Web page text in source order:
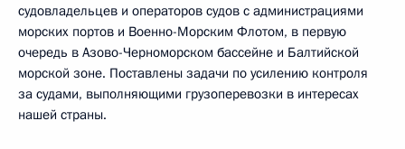
судовладельцев и операторов судов с администрациями
морских портов и Военно-Морским Флотом, в первую
очередь в Азово-Черноморском бассейне и Балтийской
морской зоне. Поставлены задачи по усилению контроля
за судами, выполняющими грузоперевозки в интересах
нашей страны.